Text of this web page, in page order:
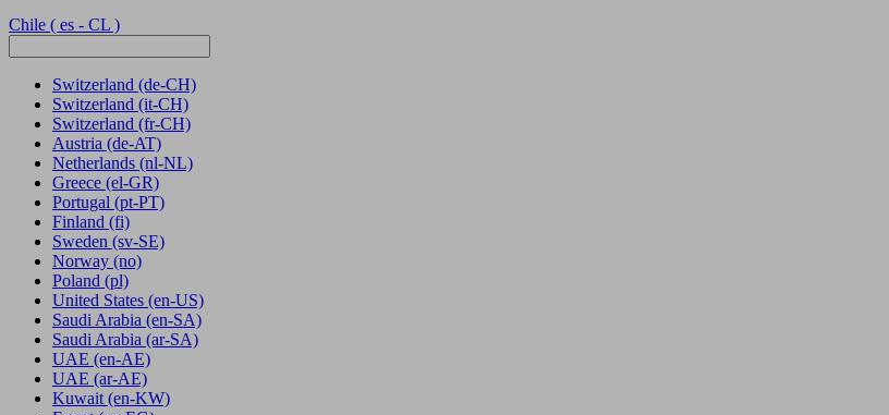
Chile ( es - CL )
Switzerland (de-CH)
Switzerland (it-CH)
Switzerland (fr-CH)
Austria (de-AT)
Netherlands (nl-NL)
Greece (el-GR)
Portugal (pt-PT)
Finland (fi)
Sweden (sv-SE)
Norway (no)
Poland (pl)
United States (en-US)
Saudi Arabia (en-SA)
Saudi Arabia (ar-SA)
UAE (en-AE)
UAE (ar-AE)
Kuwait (en-KW)